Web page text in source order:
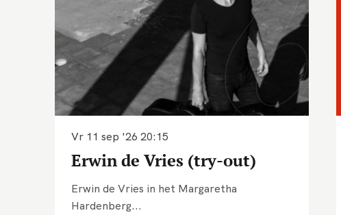
Vr 11 sep '26 20:15
Erwin de Vries (try-out)
Erwin de Vries in het Margaretha
Hardenberg...